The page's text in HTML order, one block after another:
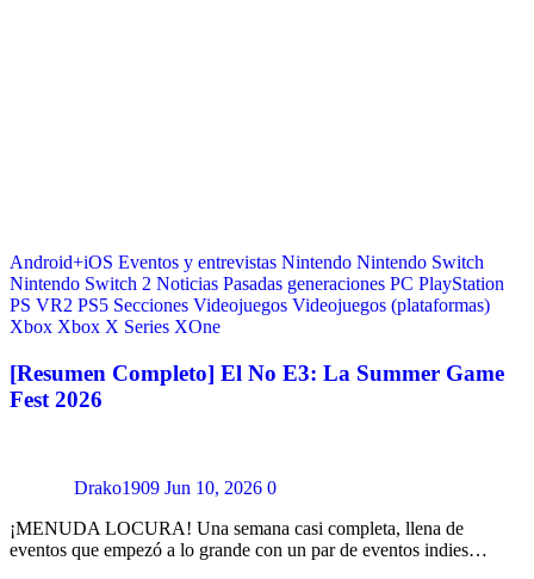
Android+iOS Eventos y entrevistas Nintendo Nintendo Switch
Nintendo Switch 2 Noticias Pasadas generaciones PC PlayStation
PS VR2 PS5 Secciones Videojuegos Videojuegos (plataformas)
Xbox Xbox X Series XOne
[Resumen Completo] El No E3: La Summer Game
Fest 2026
Drako1909 Jun 10, 2026 0
¡MENUDA LOCURA! Una semana casi completa, llena de
eventos que empezó a lo grande con un par de eventos indies…